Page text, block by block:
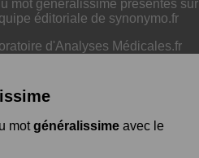
mot généralissime présentés sur
éditoriale de synonymo.fr
d'Analyses Médicales.fr
motgénéralissime avec le